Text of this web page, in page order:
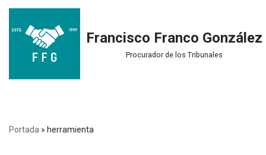
Saltar
contenido
Francisco Franco González
Procurador de los Tribunales
Portada » herramienta